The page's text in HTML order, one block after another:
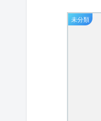
未分類